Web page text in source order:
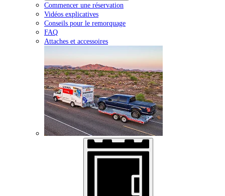
Commencer une réservation
Vidéos explicatives
Conseils pour le remorquage
FAQ
Attaches et accessoires